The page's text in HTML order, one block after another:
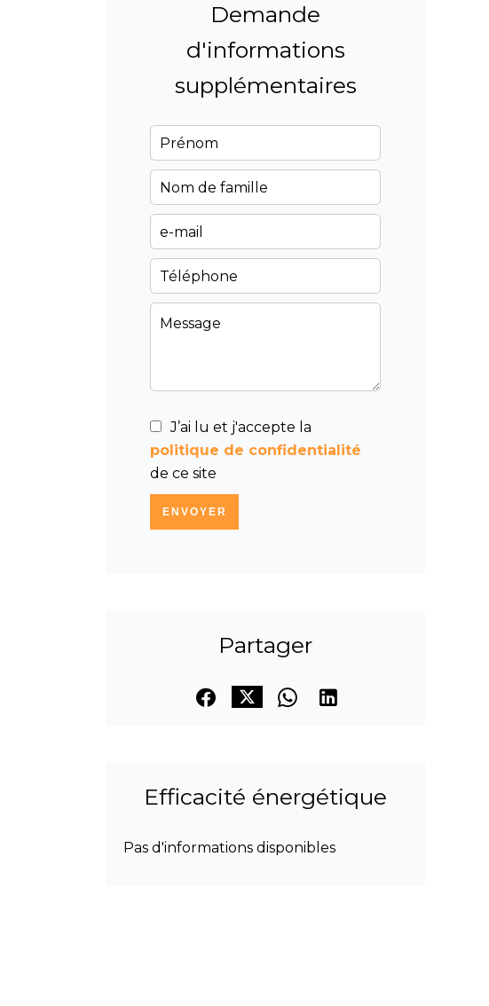
Demande
d'informations
supplémentaires
J’ai lu et j'accepte la
politique de confidentialité
de ce site
ENVOYER
Partager
Efficacité énergétique
Pas d'informations disponibles